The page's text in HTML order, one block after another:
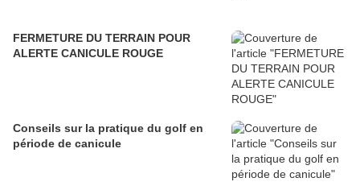
FERMETURE DU TERRAIN POUR
ALERTE CANICULE ROUGE
Conseils sur la pratique du golf en
période de canicule